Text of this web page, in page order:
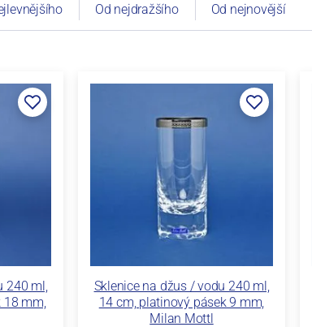
Od nejdražšího Od nejnovější
240 ml,
18 mm,
Sklenice na džus / vodu 240 ml,
14 cm, platinový pásek 9 mm,
Milan Mottl